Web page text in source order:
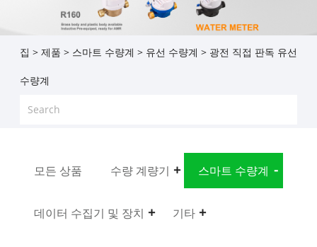
집 > 제품 > 스마트 수량계 > 유선 수량계 > 광전 직접 판독 유선
수량계
모든 상품 수량 계량기 스마트 수량계
데이터 수집기 ​​및 장치 기타